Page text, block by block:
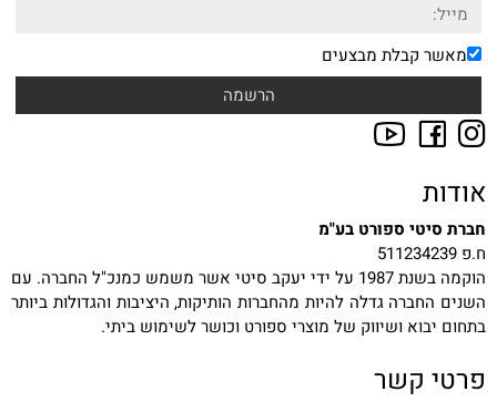
מאשר קבלת מבצעים
אודות
חברת סיטי ספורט בע"מ
ח.פ 511234239
הוקמה בשנת 1987 על ידי יעקב סיטי אשר משמש כמנכ"ל החברה. עם
השנים החברה גדלה להיות מהחברות הותיקות, היציבות והגדולות ביותר
בתחום יבוא ושיווק של מוצרי ספורט וכושר לשימוש ביתי.
פרטי קשר